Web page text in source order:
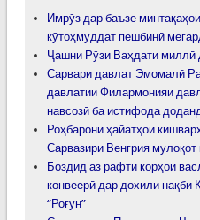
Имрӯз дар баъзе
кӯтоҳмуддат пешбинӣ
Ҷашни Рӯзи Ваҳдати миллӣ
Сарвари давлат Эмомалӣ
давлатии Филармонияи
навсозӣ ба истифода
Роҳбарони ҳайатҳои
Сарвазири Венгрия мулоқот
Боздид аз рафти корҳои
конвеерӣ дар дохили нақби
“Роғун”